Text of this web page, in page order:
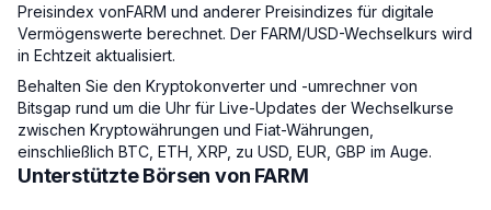
Preisindex vonFARM und anderer Preisindizes für digitale
Vermögenswerte berechnet. Der FARM/USD-Wechselkurs wird
in Echtzeit aktualisiert.
Behalten Sie den Kryptokonverter und -umrechner von
Bitsgap rund um die Uhr für Live-Updates der Wechselkurse
zwischen Kryptowährungen und Fiat-Währungen,
einschließlich BTC, ETH, XRP, zu USD, EUR, GBP im Auge.
Unterstützte Börsen von FARM